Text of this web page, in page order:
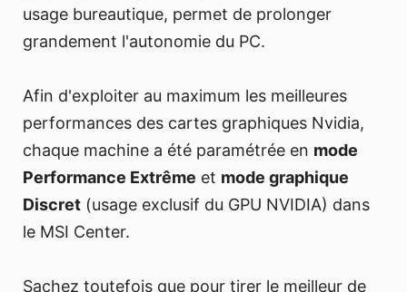
usage bureautique, permet de prolonger
grandement l'autonomie du PC.
Afin d'exploiter au maximum les meilleures
performances des cartes graphiques Nvidia,
chaque machine a été paramétrée en mode
Performance Extrême et mode graphique
Discret (usage exclusif du GPU NVIDIA) dans
le MSI Center.
Sachez toutefois que pour tirer le meilleur de